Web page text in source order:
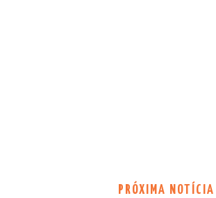
PRÓXIMA NOTÍCIA